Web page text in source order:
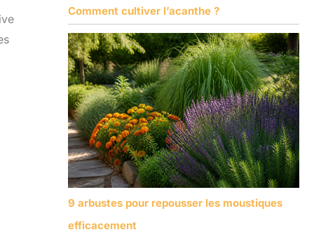
Comment cultiver l’acanthe ?
9 arbustes pour repousser les moustiques
efficacement